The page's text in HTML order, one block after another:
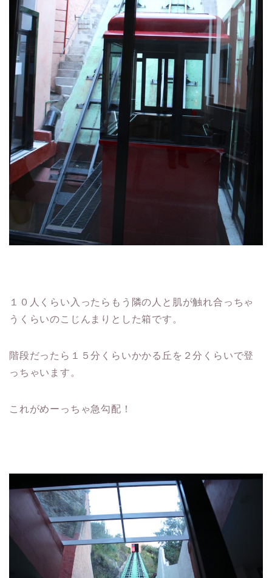
１０人くらい入ったらもう隣の人と肌が触れ合っちゃ
うくらいのこじんまりとした箱です。
階段だったら１５分くらいかかる丘を２分くらいで登
っちゃいます。
これがめーっちゃ急勾配！